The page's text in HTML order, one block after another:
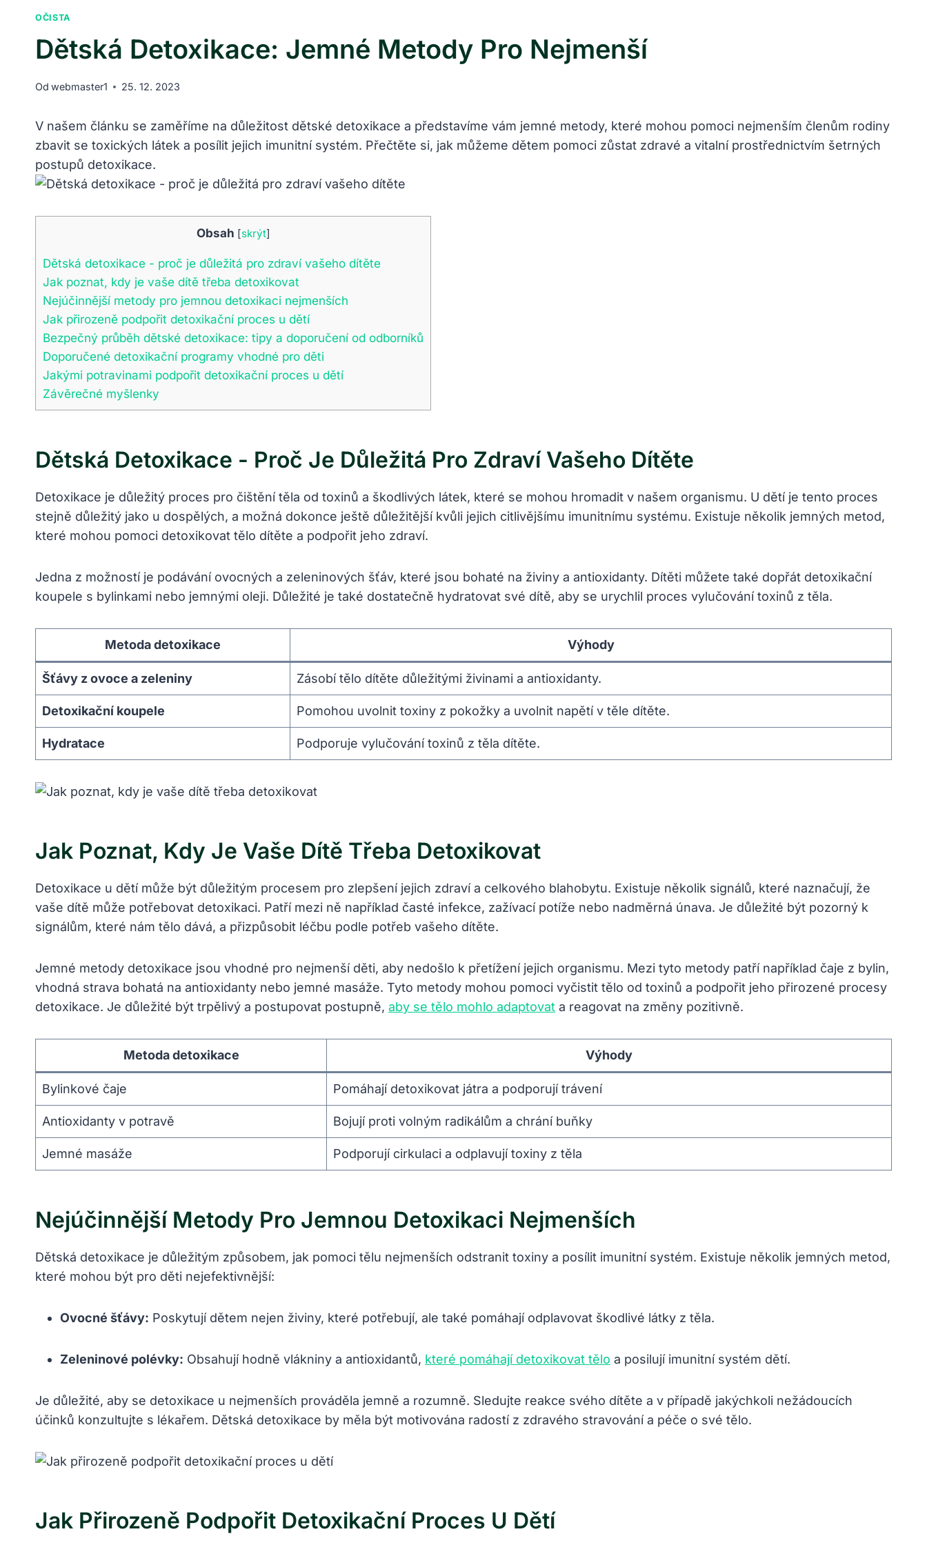
OČISTA
Dětská Detoxikace: Jemné Metody Pro Nejmenší
Od webmaster1 25. 12. 2023
V našem článku se​ zaměříme na důležitost dětské detoxikace a představíme⁢ vám ​jemné ⁤metody, které mohou pomoci nejmenším členům ⁤rodiny
zbavit ‌se toxických látek‌ a posílit ⁢jejich imunitní systém.⁢ Přečtěte ​si, jak ⁢můžeme dětem pomoci zůstat zdravé a vitalní prostřednictvím⁤ šetrných
postupů detoxikace.
Obsah [skrýt]
Dětská detoxikace -​ proč je důležitá pro ⁤zdraví vašeho dítěte
Jak poznat, kdy je vaše dítě třeba detoxikovat
Nejúčinnější‍ metody pro jemnou⁢ detoxikaci nejmenších
Jak‍ přirozeně podpořit detoxikační proces u dětí
Bezpečný průběh⁣ dětské detoxikace: tipy a doporučení ⁤od odborníků
Doporučené detoxikační programy vhodné pro děti
Jakými potravinami podpořit detoxikační proces⁣ u ​dětí
Závěrečné myšlenky
Dětská Detoxikace -​ Proč Je Důležitá Pro ⁤zdraví Vašeho Dítěte
Detoxikace je důležitý⁣ proces pro čištění ‌těla od toxinů a ‌škodlivých látek, které se mohou​ hromadit v našem organismu. U dětí⁢ je tento proces
stejně důležitý jako u dospělých, a možná dokonce ještě důležitější kvůli jejich citlivějšímu imunitnímu systému. Existuje‌ několik jemných metod,
které mohou pomoci detoxikovat ⁢tělo dítěte a ⁤podpořit‍ jeho zdraví.
Jedna z⁤ možností je podávání ovocných a zeleninových šťáv,⁢ které jsou bohaté⁤ na živiny ⁢a antioxidanty. Dítěti můžete také dopřát​ detoxikační
koupele ‍s bylinkami nebo jemnými oleji. Důležité je také dostatečně hydratovat své dítě, aby se urychlil proces vylučování toxinů z těla.
Metoda detoxikace Výhody
Šťávy z ovoce a⁣ zeleniny Zásobí⁣ tělo⁣ dítěte důležitými ​živinami⁢ a antioxidanty.
Detoxikační koupele Pomohou uvolnit toxiny z pokožky a​ uvolnit napětí v těle dítěte.
Hydratace Podporuje‌ vylučování toxinů z těla dítěte.
Jak Poznat, Kdy Je Vaše Dítě Třeba Detoxikovat
Detoxikace ‍u dětí může být​ důležitým procesem pro​ zlepšení jejich zdraví a celkového blahobytu. Existuje několik signálů, které naznačují, že
vaše ⁤dítě může potřebovat detoxikaci. Patří mezi ně například⁣ časté infekce, zažívací potíže ⁤nebo nadměrná únava. Je ⁤důležité⁣ být pozorný k
signálům, které​ nám tělo dává, a ‌přizpůsobit léčbu podle potřeb vašeho dítěte.
Jemné metody detoxikace⁣ jsou ⁢vhodné ⁢pro nejmenší děti, aby​ nedošlo k ⁢přetížení ⁣jejich organismu. Mezi tyto metody patří například čaje z bylin,
vhodná strava bohatá na antioxidanty ⁢nebo jemné⁢ masáže.⁣ Tyto metody mohou ​pomoci vyčistit tělo od​ toxinů a ​podpořit jeho‌ přirozené procesy
detoxikace. Je ​důležité být trpělivý a postupovat postupně, aby se tělo mohlo adaptovat ​ a reagovat na změny pozitivně.
Metoda detoxikace Výhody
Bylinkové čaje Pomáhají detoxikovat​ játra ‌a podporují trávení
Antioxidanty​ v ‌potravě Bojují ⁤proti volným radikálům ⁤a chrání buňky
Jemné masáže Podporují ‌cirkulaci a ​odplavují toxiny z těla
Nejúčinnější‍ Metody Pro Jemnou⁢ Detoxikaci Nejmenších
Dětská detoxikace je důležitým‍ způsobem, jak pomoci tělu nejmenších odstranit toxiny a ‌posílit imunitní systém. Existuje několik jemných metod,
​které mohou být pro ⁣děti nejefektivnější:
Ovocné šťávy: Poskytují dětem nejen živiny, které ⁤potřebují,⁢ ale také pomáhají odplavovat škodlivé látky⁤ z těla.
Zeleninové polévky: Obsahují hodně vlákniny⁤ a ‍antioxidantů, které pomáhají detoxikovat tělo a‌ posilují imunitní systém dětí.
Je důležité, ‍aby se ⁢detoxikace‌ u nejmenších​ prováděla jemně ​a ‌rozumně. Sledujte reakce‍ svého dítěte a v případě jakýchkoli nežádoucích
účinků konzultujte s lékařem. Dětská detoxikace by měla být motivována radostí⁣ z zdravého stravování‌ a péče o své​ tělo.
Jak‍ Přirozeně Podpořit Detoxikační Proces U Dětí